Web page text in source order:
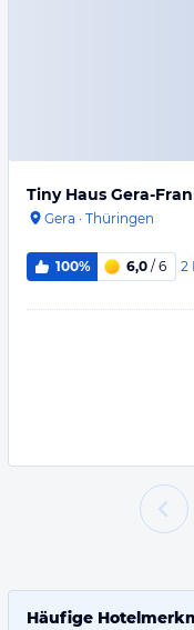
Tiny Haus Gera-
Gera · Thüringen
100% 6,0 / 6 2
Häufige